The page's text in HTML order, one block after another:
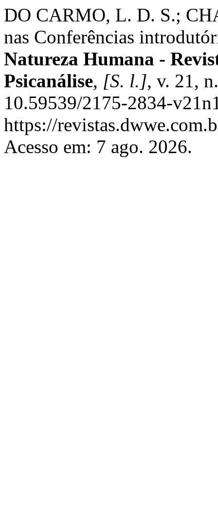
DO CARMO, L. D. S.;
nas Conferências
Natureza Humana -
Psicanálise, [S. l.], v. 21,
10.59539/2175-2834-
https://
Acesso em: 7 ago. 2026.